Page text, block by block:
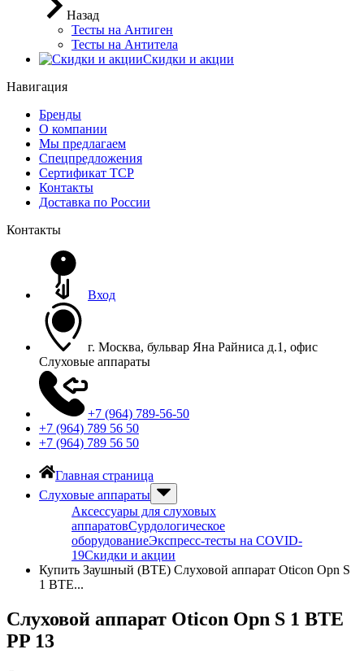
Назад
Тесты на Антиген
Тесты на Антитела
Скидки и акции
Навигация
Бренды
О компании
Мы предлагаем
Спецпредложения
Сертификат ТСР
Контакты
Доставка по России
Контакты
Вход
г. Москва, бульвар Яна Райниса д.1, офис
Слуховые аппараты
+7 (964) 789-56-50
+7 (964) 789 56 50
+7 (964) 789 56 50
Главная страница
Слуховые аппараты
Аксессуары для слуховых
аппаратовСурдологическое
оборудованиеЭкспресс-тесты на COVID-
19Скидки и акции
Купить Заушный (BTE) Слуховой аппарат Oticon Opn S
1 BTE...
Слуховой аппарат Oticon Opn S 1 BTE
PP 13